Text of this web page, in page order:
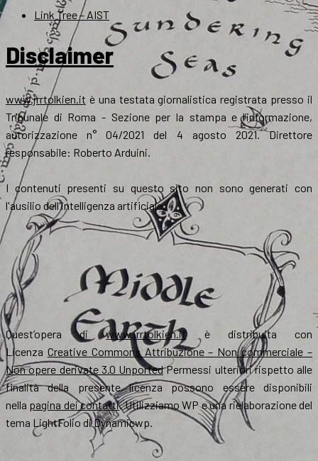
Link Tree – AIST
Disclaimer
www.jrrtolkien.it è una testata giornalistica registrata presso il
Tribunale di Roma - Sezione per la stampa e l’informazione,
autorizzazione n° 04/2021 del 4 agosto 2021. Direttore
responsabile: Roberto Arduini.
I contenuti presenti su questo sito non sono generati con
l'ausilio dell'intelligenza artificiale.
Quest’opera diwww.jrrtolkien.itè distribuita con
Licenza Creative Commons Attribuzione – Non commerciale –
Non opere derivate 3.0 UnportedPermessi ulteriori rispetto alle
finalità della presente licenza possono essere disponibili
nella pagina dei contatti. Utilizziamo WP e una rielaborazione del
tema LightFolio di Dynamicwp.